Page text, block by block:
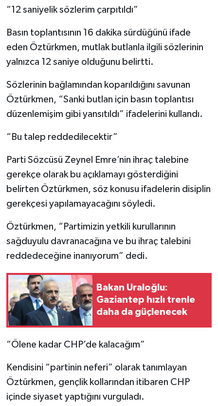
“12 saniyelik sözlerim çarpıtıldı”
Basın toplantısının 16 dakika sürdüğünü ifade
eden Öztürkmen, mutlak butlanla ilgili sözlerinin
yalnızca 12 saniye olduğunu belirtti.
Sözlerinin bağlamından koparıldığını savunan
Öztürkmen, “Sanki butlan için basın toplantısı
düzenlemişim gibi yansıtıldı” ifadelerini kullandı.
“Bu talep reddedilecektir”
Parti Sözcüsü Zeynel Emre’nin ihraç talebine
gerekçe olarak bu açıklamayı gösterdiğini
belirten Öztürkmen, söz konusu ifadelerin disiplin
gerekçesi yapılamayacağını söyledi.
Öztürkmen, “Partimizin yetkili kurullarının
sağduyulu davranacağına ve bu ihraç talebini
reddedeceğine inanıyorum” dedi.
Bakan Uraloğlu:
Gaziantep hızlı trenle
daha da güçlenecek
“Ölene kadar CHP’de kalacağım”
Kendisini “partinin neferi” olarak tanımlayan
Öztürkmen, gençlik kollarından itibaren CHP
içinde siyaset yaptığını vurguladı.